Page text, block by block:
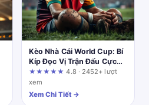
Kèo Nhà Cái World Cup: Bí
Kíp Đọc Vị Trận Đấu Cực
Chi Tiết Cho Dân Mê Bóng
Đá
★★★★★4.8 · 2452+ lượt
xem
Xem Chi Tiết →